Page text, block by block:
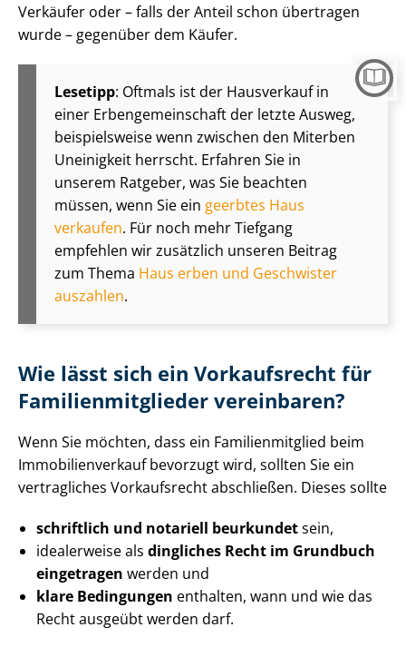
Verkäufer oder – falls der Anteil schon übertragen
wurde – gegenüber dem Käufer.
Lesetipp: Oftmals ist der Hausverkauf in
einer Er­ben­ge­mein­schaft der letzte Ausweg,
beispielsweise wenn zwischen den Miterben
Uneinigkeit herrscht. Erfahren Sie in
unserem Ratgeber, was Sie beachten
müssen, wenn Sie ein geerbtes Haus
verkaufen. Für noch mehr Tiefgang
empfehlen wir zusätzlich unseren Beitrag
zum Thema Haus erben und Geschwister
auszahlen.
Wie lässt sich ein Vorkaufsrecht für
Fa­mi­li­en­mit­glie­der vereinbaren?
Wenn Sie möchten, dass ein Fa­mi­li­en­mit­glied beim
Im­mo­bi­li­en­ver­kauf bevorzugt wird, sollten Sie ein
vertragliches Vorkaufsrecht abschließen. Dieses sollte
schriftlich und notariell beurkundetsein,
idealerweise als dingliches Recht im Grundbuch
eingetragen werden und
klare Bedingungen enthalten, wann und wie das
Recht ausgeübt werden darf.